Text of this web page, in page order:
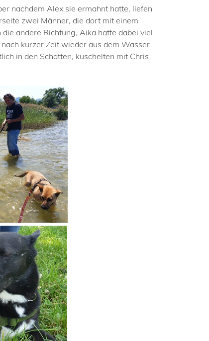
nachdem Alex sie ermahnt hatte, liefen
zwei Männer, die dort mit einem
andere Richtung, Aika hatte dabei viel
kurzer Zeit wieder aus dem Wasser
in den Schatten, kuschelten mit Chris